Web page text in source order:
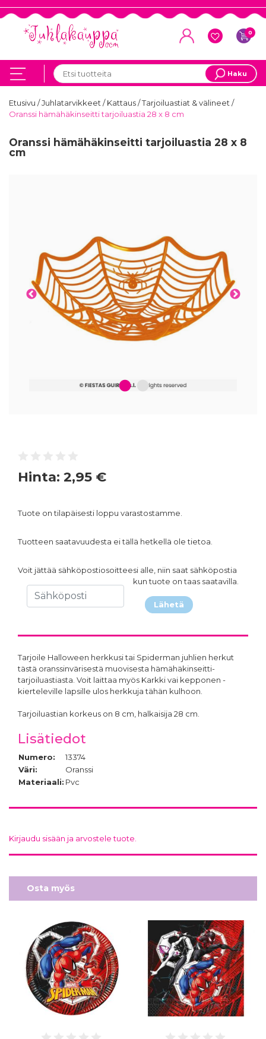
0
Haku
Etusivu /Juhlatarvikkeet/Kattaus/Tarjoiluastiat & välineet/
Oranssi hämähäkinseitti tarjoiluastia 28 x 8 cm
Oranssi hämähäkinseitti tarjoiluastia 28 x 8
cm
1
Hinta: 2,95 €
Tuote on tilapäisesti loppu varastostamme.
Tuotteen saatavuudesta ei tällä hetkellä ole tietoa.
Voit jättää sähköpostiosoitteesi alle, niin saat sähköpostia
kun tuote on taas saatavilla.
Lähetä
Tarjoile Halloween herkkusi tai Spiderman juhlien herkut
tästä oranssinvärisestä muovisesta hämähäkinseitti-
tarjoiluastiasta. Voit laittaa myös Karkki vai kepponen -
kierteleville lapsille ulos herkkuja tähän kulhoon.
Tarjoiluastian korkeus on 8 cm, halkaisija 28 cm.
Lisätiedot
Numero:
13374
Väri:
Oranssi
Materiaali: Pvc
Kirjaudu sisään ja arvostele tuote.
Osta myös